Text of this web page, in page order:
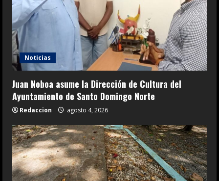
Noticias
Juan Noboa asume la Dirección de Cultura del
Ayuntamiento de Santo Domingo Norte
Redaccion agosto 4, 2026